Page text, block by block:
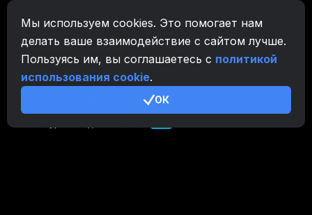
Мы используем cookies. Это помогает нам
делать ваше взаимодействие с сайтом лучше.
Пользуясь им, вы соглашаетесь с политикой
использования cookie.
ОК
Семейство CryptoTab
CryptoTabБраузер
CryptoTabдля Android
для Android PRO